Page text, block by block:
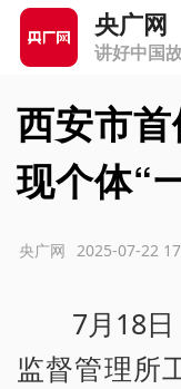
央广网
讲好中国
西安市
现个体“
2025-07-22
央广网
7月18
监督管理所